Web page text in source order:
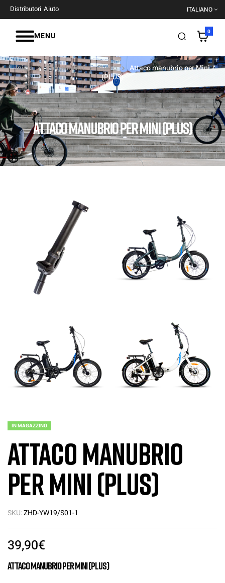
Distributori Aiuto ITALIANO
MENU 0
ATTACO MANUBRIO PER MINI (PLUS)
Inizio Componenti Sterzo
Attaco manubrio per Mini
(PLUS)
IN MAGAZZINO
Attaco manubrio
per Mini (PLUS)
SKU:ZHD-YW19/S01-1
39,90€
Attaco manubrio per Mini (PLUS)